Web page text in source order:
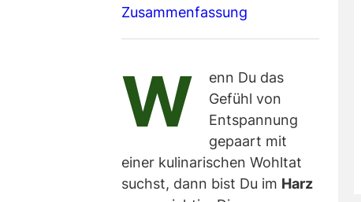
Zusammenfassung
W
enn Du das
Gefühl von
Entspannung
gepaart mit
einer kulinarischen Wohltat
suchst, dann bist Du im Harz